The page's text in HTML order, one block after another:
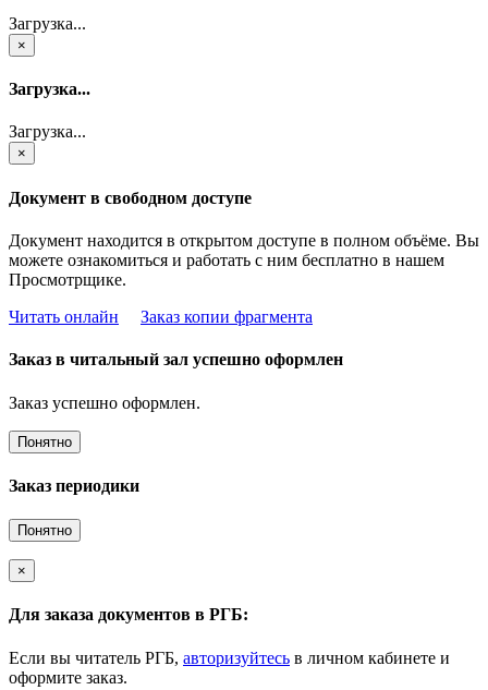
Загрузка...
×
Загрузка...
Загрузка...
×
Документ в свободном доступе
Документ находится в открытом доступе в полном объёме. Вы
можете ознакомиться и работать с ним бесплатно в нашем
Просмотрщике.
Читать онлайн
Заказ копии фрагмента
Заказ в читальный зал успешно оформлен
Заказ успешно оформлен.
Понятно
Заказ периодики
Понятно
×
Для заказа документов в РГБ:
Если вы читатель РГБ, авторизуйтесь в личном кабинете и
оформите заказ.